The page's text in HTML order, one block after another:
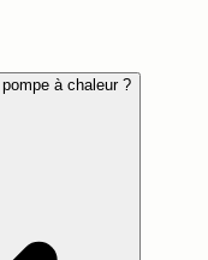
à chaleur ?